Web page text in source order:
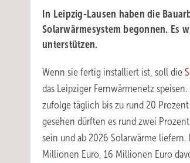
In Leipzig-Lausen haben die
Solarwärmesystem begonnen. Es
unterstützen.
Wenn sie fertig installiert ist, soll die
das Leipziger Fernwärmenetz
zufolge täglich bis zu rund 20
gesehen dürften es rund zwei
sein und ab 2026 Solarwärme liefern.
Millionen Euro, 16 Millionen Euro